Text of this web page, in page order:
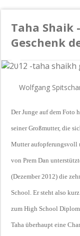
Taha Shaik
Geschenk
Wolfgang
Der Junge auf dem Foto
seiner Großmutter, die
Mutter aufopferungsvoll
von Prem Dan
(Dezember 2012) die
School. Er steht also
zum High School
Taha überhaupt eine